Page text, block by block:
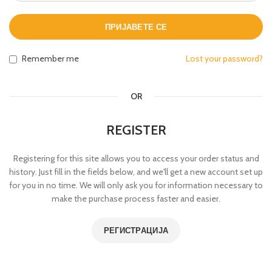
ПРИЈАВЕТЕ СЕ
Lost your password?
Remember me
OR
REGISTER
Registering for this site allows you to access your order status and
history. Just fill in the fields below, and we'll get a new account set up
for you in no time. We will only ask you for information necessary to
make the purchase process faster and easier.
РЕГИСТРАЦИЈА